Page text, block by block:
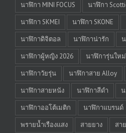
นาฬิกา MINI FOCUS
นาฬิกา
นาฬิกา SKMEI
นาฬิกา SKONE
นาฬิกาดิจิตอล
นาฬิกาน่ารัก
นาฬิกาผู้หญิง 2026
นาฬิการุ่นใหม่
นาฬิกาวัยรุ่น
นาฬิกาสาย Alloy
นาฬิกาสายหนัง
นาฬิกาสีดำ
นาฬิกาออโต้เมติก
นาฬิกาแบรนด์
พรายน้ำเรืองแสง
สายยาง สา